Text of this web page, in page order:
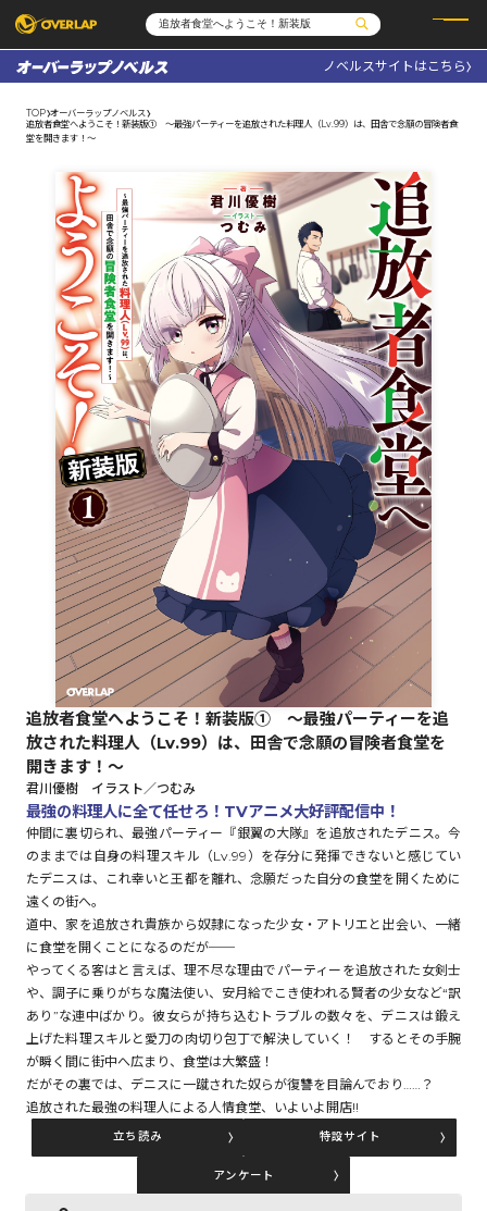
コミックガルド
コミッククリエ
LiQulle
ラブパルフェ
ノベルス
ノベルスf
ポケットモンスター
アニメ
ゲーム
オーバーラップ広報室
企業
会社概要
採用情報
アクセス
オーバーラップホールディングス
お問い合わせはこちら
オーバーラップ文庫
オーバーラップノベルス
オーバーラップノベルスf
ロサージュノベルス
コミックガルド
コミッククリエ
リキューレ
コミックパルフェ
コミックエッセイ
閉じる
ノベルスサイトはこちら
TOP オーバーラップノベルス
追放者食堂へようこそ！新装版① ～最強パーティーを追放された料理人（Lv.99）は、田舎で念願の冒険者食
堂を開きます！～
追放者食堂へようこそ！新装版① ～最強パーティーを追
放された料理人（Lv.99）は、田舎で念願の冒険者食堂を
開きます！～
君川優樹 イラスト／つむみ
最強の料理人に全て任せろ！TVアニメ大好評配信中！
仲間に裏切られ、最強パーティー『銀翼の大隊』を追放されたデニス。今
のままでは自身の料理スキル（Lv.99）を存分に発揮できないと感じてい
たデニスは、これ幸いと王都を離れ、念願だった自分の食堂を開くために
遠くの街へ。
道中、家を追放され貴族から奴隷になった少女・アトリエと出会い、一緒
に食堂を開くことになるのだが──
やってくる客はと言えば、理不尽な理由でパーティーを追放された女剣士
や、調子に乗りがちな魔法使い、安月給でこき使われる賢者の少女など“訳
あり”な連中ばかり。彼女らが持ち込むトラブルの数々を、デニスは鍛え
上げた料理スキルと愛刀の肉切り包丁で解決していく！ するとその手腕
が瞬く間に街中へ広まり、食堂は大繁盛！
だがその裏では、デニスに一蹴された奴らが復讐を目論んでおり……？
追放された最強の料理人による人情食堂、いよいよ開店!!
立ち読み 特設サイト
アンケート